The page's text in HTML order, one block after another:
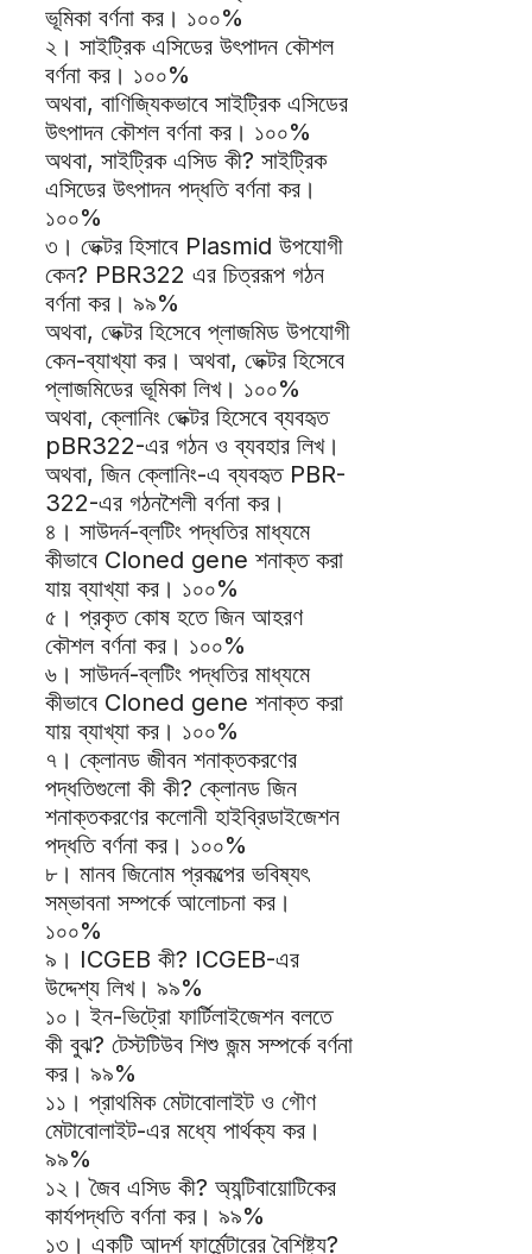
ভূমিকা বর্ণনা কর। ১০০%
২। সাইট্রিক এসিডের উৎপাদন কৌশল
বর্ণনা কর। ১০০%
অথবা, বাণিজ্যিকভাবে সাইট্রিক এসিডের
উৎপাদন কৌশল বর্ণনা কর। ১০০%
অথবা, সাইট্রিক এসিড কী? সাইট্রিক
এসিডের উৎপাদন পদ্ধতি বর্ণনা কর।
১০০%
৩। ভেক্টর হিসাবে Plasmid উপযোগী
কেন? PBR322 এর চিত্ররূপ গঠন
বর্ণনা কর। ৯৯%
অথবা, ভেক্টর হিসেবে প্লাজমিড উপযোগী
কেন-ব্যাখ্যা কর। অথবা, ভেক্টর হিসেবে
প্লাজমিডের ভূমিকা লিখ। ১০০%
অথবা, ক্লোনিং ভেক্টর হিসেবে ব্যবহৃত
pBR322-এর গঠন ও ব্যবহার লিখ।
অথবা, জিন ক্লোনিং-এ ব্যবহৃত PBR-
322-এর গঠনশৈলী বর্ণনা কর।
৪। সাউদর্ন-ব্লটিং পদ্ধতির মাধ্যমে
কীভাবে Cloned gene শনাক্ত করা
যায় ব্যাখ্যা কর। ১০০%
৫। প্রকৃত কোষ হতে জিন আহরণ
কৌশল বর্ণনা কর। ১০০%
৬। সাউদর্ন-ব্লটিং পদ্ধতির মাধ্যমে
কীভাবে Cloned gene শনাক্ত করা
যায় ব্যাখ্যা কর। ১০০%
৭। ক্লোনড জীবন শনাক্তকরণের
পদ্ধতিগুলো কী কী? ক্লোনড জিন
শনাক্তকরণের কলোনী হাইব্রিডাইজেশন
পদ্ধতি বর্ণনা কর। ১০০%
৮। মানব জিনোম প্রকল্পের ভবিষ্যৎ
সম্ভাবনা সম্পর্কে আলোচনা কর।
১০০%
৯। ICGEB কী? ICGEB-এর
উদ্দেশ্য লিখ। ৯৯%
১০। ইন-ভিট্রো ফার্টিলাইজেশন বলতে
কী বুঝ? টেস্টটিউব শিশু জন্ম সম্পর্কে বর্ণনা
কর। ৯৯%
১১। প্রাথমিক মেটাবোলাইট ও গৌণ
মেটাবোলাইট-এর মধ্যে পার্থক্য কর।
৯৯%
১২। জৈব এসিড কী? অ্যন্টিবায়োটিকের
কার্যপদ্ধতি বর্ণনা কর। ৯৯%
১৩। একটি আদর্শ ফার্মেন্টারের বৈশিষ্ট্য?